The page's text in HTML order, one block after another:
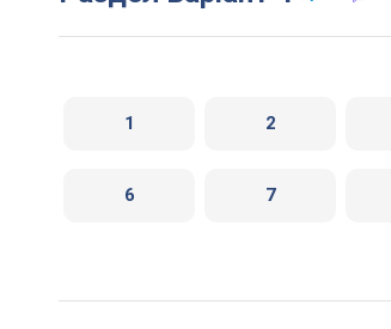
1 2
6 7